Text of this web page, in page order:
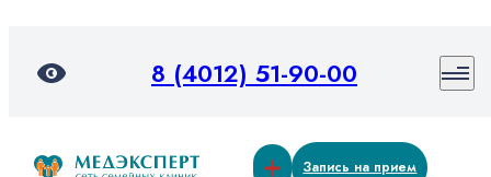
8 (4012) 51-90-00
Запись на прием